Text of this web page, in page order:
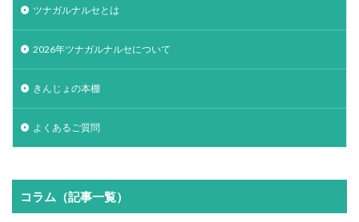
ツナガルナルセとは
2026年ツナガルナルセについて
きんじょの本棚
よくあるご質問
コラム（記事一覧）